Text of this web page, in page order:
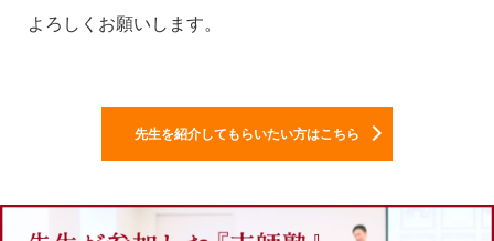
よろしくお願いします。
先生を紹介してもらいたい方はこちら